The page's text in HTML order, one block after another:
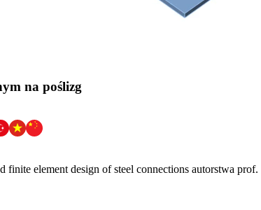
na poślizg
finite element design of steel connections autorstwa